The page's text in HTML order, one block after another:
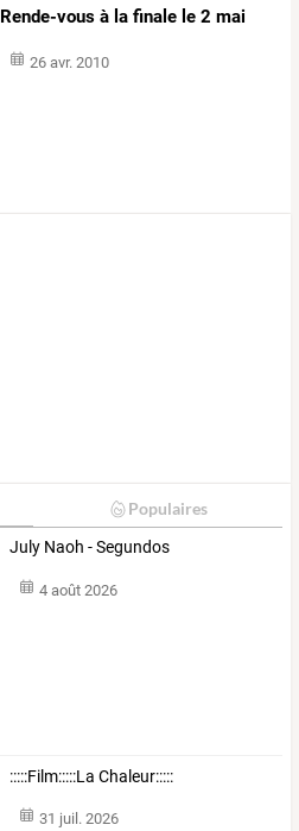
Rende-vous à la finale le 2 mai
26 avr. 2010
Populaires
July Naoh - Segundos
4 août 2026
:::::Film:::::La Chaleur:::::
31 juil. 2026